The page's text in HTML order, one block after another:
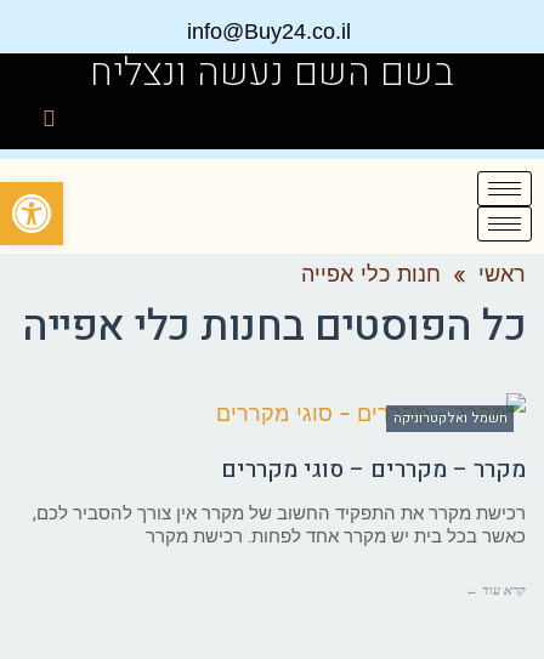
info@Buy24.co.il
בשם השם נעשה ונצליח
ראשי » חנות כלי אפייה
כל הפוסטים בחנות כלי אפייה
חשמל ואלקטרוניקה
מקרר – מקררים – סוגי מקררים
רכישת מקרר את התפקיד החשוב של מקרר אין צורך להסביר לכם,
כאשר בכל בית יש מקרר אחד לפחות. רכישת מקרר
קרא עוד ←